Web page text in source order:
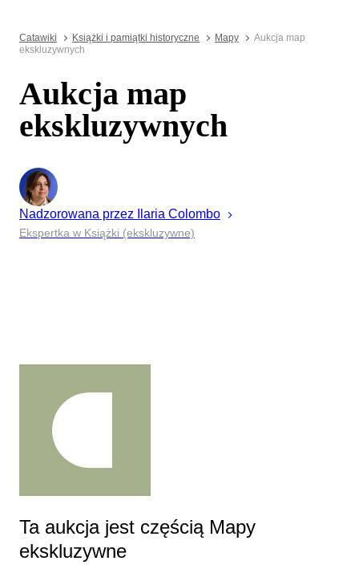
Catawiki Książki i pamiątki historyczne Mapy
Aukcja map
ekskluzywnych
Aukcja map
ekskluzywnych
Nadzorowana przez Ilaria Colombo
Ekspertka w Książki (ekskluzywne)
Ta aukcja jest częścią Mapy
ekskluzywne